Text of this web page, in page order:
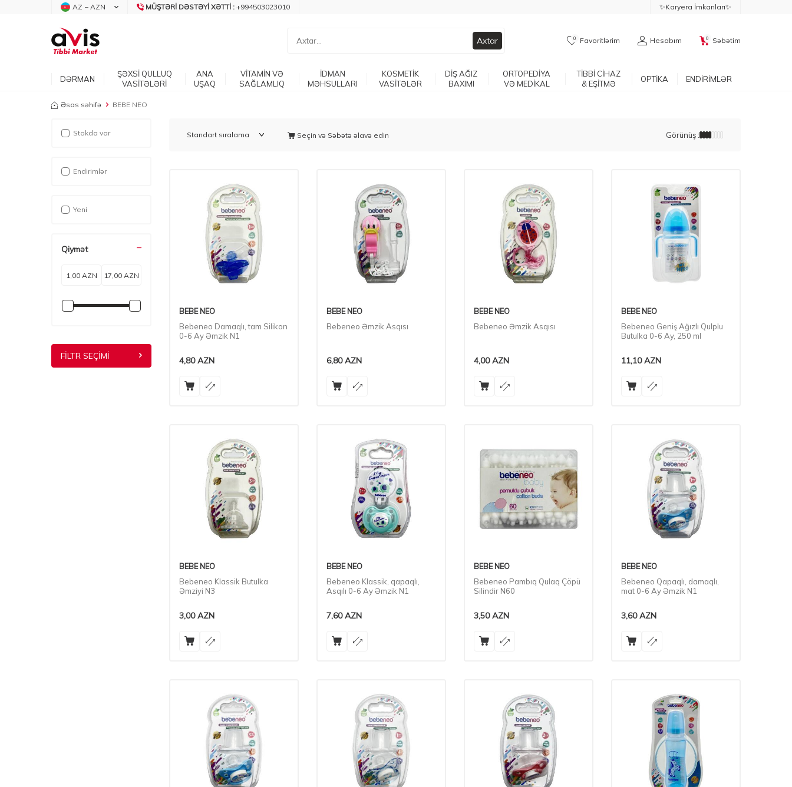
AZ − AZN MÜŞTƏRI DƏSTƏYI XƏTTI : +994503023010 ✨Karyera İmkanları✨
Axtar 0 Favoritlərim Hesabım 0 Səbətim
DƏRMAN
ŞƏXSİ QULLUQ
VASİTƏLƏRİ
ANA
UŞAQ
VİTAMİN VƏ
SAĞLAMLIQ
İDMAN
MƏHSULLARI
KOSMETİK
VASİTƏLƏR
DİŞ AĞIZ
BAXIMI
ORTOPEDİYA
VƏ MEDİKAL
TİBBİ CİHAZ
& EŞİTMƏ
OPTİKA ENDİRİMLƏR
Əsas səhifə BEBE NEO
Stokda var
Endirimlər
Yeni
Qiymət
FILTR SEÇIMI
Seçin və Səbətə əlavə edin Görünüş :
BEBE NEO
Bebeneo Damaqlı, tam Silikon
0-6 Ay Əmzik N1
4,80AZN
BEBE NEO
Bebeneo Əmzik Asqısı
6,80AZN
BEBE NEO
Bebeneo Əmzik Asqısı
4,00AZN
BEBE NEO
Bebeneo Geniş Ağızlı Qulplu
Butulka 0-6 Ay, 250 ml
11,10AZN
BEBE NEO
Bebeneo Klassik Butulka
Əmziyi N3
3,00AZN
BEBE NEO
Bebeneo Klassik, qapaqlı,
Asqılı 0-6 Ay Əmzik N1
7,60AZN
BEBE NEO
Bebeneo Pambıq Qulaq Çöpü
Silindir N60
3,50AZN
BEBE NEO
Bebeneo Qapaqlı, damaqlı,
mat 0-6 Ay Əmzik N1
3,60AZN